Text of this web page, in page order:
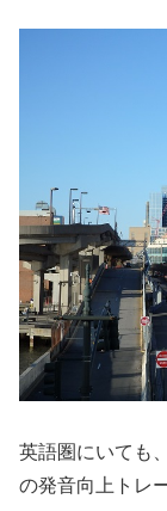
英語圏にいても
の発音向上トレ